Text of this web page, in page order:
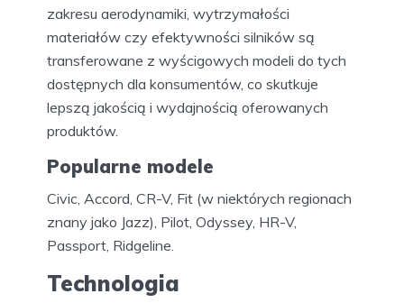
zakresu aerodynamiki, wytrzymałości
materiałów czy efektywności silników są
transferowane z wyścigowych modeli do tych
dostępnych dla konsumentów, co skutkuje
lepszą jakością i wydajnością oferowanych
produktów.
Popularne modele
Civic, Accord, CR-V, Fit (w niektórych regionach
znany jako Jazz), Pilot, Odyssey, HR-V,
Passport, Ridgeline.
Technologia